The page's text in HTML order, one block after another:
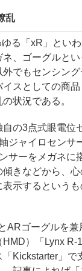
乱
る「xR」とい
、ゴーグルと
でもセンシン
スとしての商
状況である。
の3点式眼電位
ジャイロセンサ
サーをメガネに
きなどから、
示するというも
ARゴーグルを兼
）「Lynx R-
Kickstarter」で